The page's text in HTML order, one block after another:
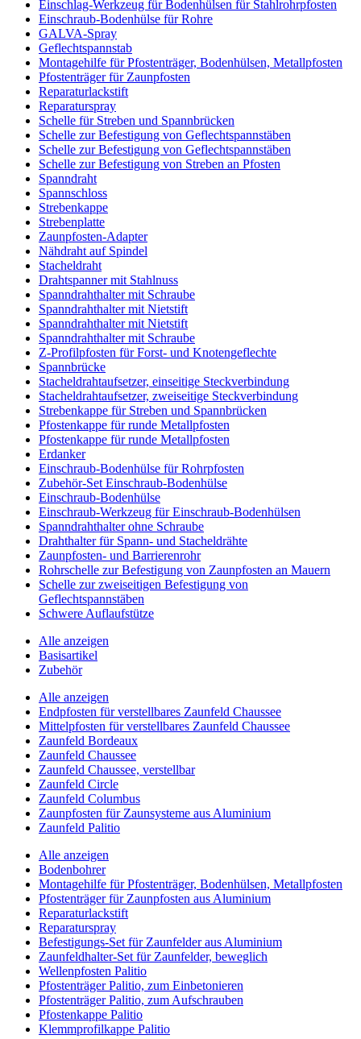
Einschlag-Werkzeug für Bodenhülsen für Stahlrohrpfosten
Einschraub-Bodenhülse für Rohre
GALVA-Spray
Geflechtspannstab
Montagehilfe für Pfostenträger, Bodenhülsen, Metallpfosten
Pfostenträger für Zaunpfosten
Reparaturlackstift
Reparaturspray
Schelle für Streben und Spannbrücken
Schelle zur Befestigung von Geflechtspannstäben
Schelle zur Befestigung von Geflechtspannstäben
Schelle zur Befestigung von Streben an Pfosten
Spanndraht
Spannschloss
Strebenkappe
Strebenplatte
Zaunpfosten-Adapter
Nähdraht auf Spindel
Stacheldraht
Drahtspanner mit Stahlnuss
Spanndrahthalter mit Schraube
Spanndrahthalter mit Nietstift
Spanndrahthalter mit Nietstift
Spanndrahthalter mit Schraube
Z-Profilpfosten für Forst- und Knotengeflechte
Spannbrücke
Stacheldrahtaufsetzer, einseitige Steckverbindung
Stacheldrahtaufsetzer, zweiseitige Steckverbindung
Strebenkappe für Streben und Spannbrücken
Pfostenkappe für runde Metallpfosten
Pfostenkappe für runde Metallpfosten
Erdanker
Einschraub-Bodenhülse für Rohrpfosten
Zubehör-Set Einschraub-Bodenhülse
Einschraub-Bodenhülse
Einschraub-Werkzeug für Einschraub-Bodenhülsen
Spanndrahthalter ohne Schraube
Drahthalter für Spann- und Stacheldrähte
Zaunpfosten- und Barrierenrohr
Rohrschelle zur Befestigung von Zaunpfosten an Mauern
Schelle zur zweiseitigen Befestigung von
Geflechtspannstäben
Schwere Auflaufstütze
Alle anzeigen
Basisartikel
Zubehör
Alle anzeigen
Endpfosten für verstellbares Zaunfeld Chaussee
Mittelpfosten für verstellbares Zaunfeld Chaussee
Zaunfeld Bordeaux
Zaunfeld Chaussee
Zaunfeld Chaussee, verstellbar
Zaunfeld Circle
Zaunfeld Columbus
Zaunpfosten für Zaunsysteme aus Aluminium
Zaunfeld Palitio
Alle anzeigen
Bodenbohrer
Montagehilfe für Pfostenträger, Bodenhülsen, Metallpfosten
Pfostenträger für Zaunpfosten aus Aluminium
Reparaturlackstift
Reparaturspray
Befestigungs-Set für Zaunfelder aus Aluminium
Zaunfeldhalter-Set für Zaunfelder, beweglich
Wellenpfosten Palitio
Pfostenträger Palitio, zum Einbetonieren
Pfostenträger Palitio, zum Aufschrauben
Pfostenkappe Palitio
Klemmprofilkappe Palitio